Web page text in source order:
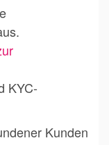
KYC-
Kunden